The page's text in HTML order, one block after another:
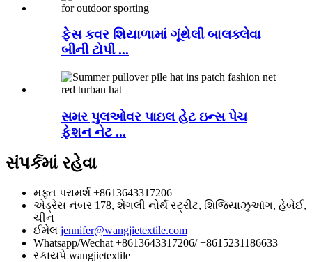
ફેસ કવર શિયાળામાં ગૂંથેલી બાલક્લેવા
બીની ટોપી ...
સમર પુલઓવર પાઇલ હેટ ઇન્સ પેચ
ફેશન નેટ ...
સંપર્કમાં રહેવા
મફત પરામર્શ +8613643317206
એડ્રેસ નંબર 178, શેંગલી નોર્થ સ્ટ્રીટ, શિજિયાઝુઆંગ, હેબેઈ,
ચીન
ઈમેલ jennifer@wangjietextile.com
Whatsapp/Wechat +8613643317206/ +8615231186633
સ્કાયપે wangjietextile